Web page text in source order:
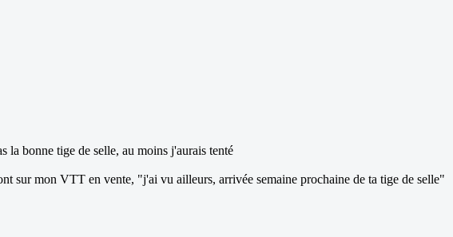
la bonne tige de selle, au moins j'aurais tenté
sur mon VTT en vente, "j'ai vu ailleurs, arrivée semaine prochaine de ta tige de selle"